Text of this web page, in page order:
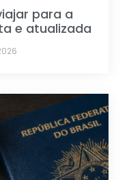
para a
e atualizada